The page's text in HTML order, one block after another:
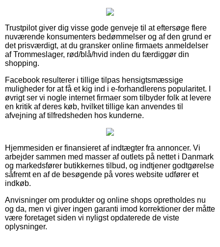
Trustpilot giver dig visse gode genveje til at eftersøge flere
nuværende konsumenters bedømmelser og af den grund er
det prisværdigt, at du gransker online firmaets anmeldelser
af Trommeslager, rød/blå/hvid inden du færdiggør din
shopping.
Facebook resulterer i tillige tilpas hensigtsmæssige
muligheder for at få et kig ind i e-forhandlerens popularitet. I
øvrigt ser vi nogle internet firmaer som tilbyder folk at levere
en kritik af deres køb, hvilket tillige kan anvendes til
afvejning af tilfredsheden hos kunderne.
Hjemmesiden er finansieret af indtægter fra annoncer. Vi
arbejder sammen med masser af outlets på nettet i Danmark
og markedsfører butikkernes tilbud, og indtjener godtgørelse
såfremt en af de besøgende på vores website udfører et
indkøb.
Anvisninger om produkter og online shops opretholdes nu
og da, men vi giver ingen garanti imod korrektioner der måtte
være foretaget siden vi nyligst opdaterede de viste
oplysninger.